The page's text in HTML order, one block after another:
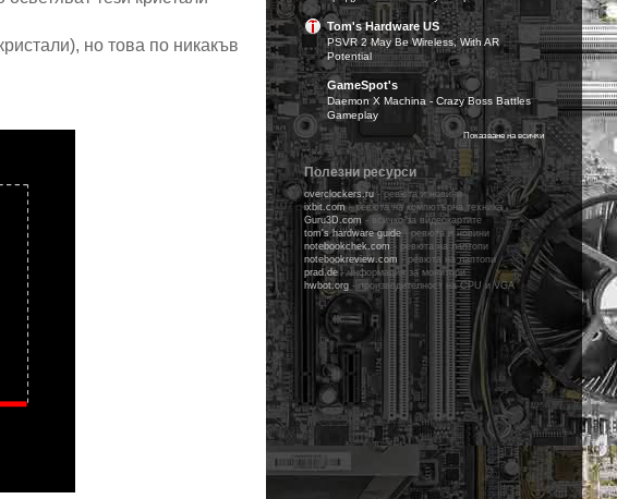
но това по никакъв
Tom's Hardware US
PSVR 2 May Be Wireless, With AR
Potential
GameSpot's
Daemon X Machina - Crazy Boss Battles
Gameplay
Показване на всички
Полезни ресурси
overclockers.ru -ревюта и новини
ixbit.com- ревюта на компютърна техника
Guru3D.com - всичко за видеокартите
tom's hardware guidе - ревюта и новини
notebookchek.com- ревюта на лаптопи
notebookreview.com - ревюта на лаптопи
prad.de - информация за монитори
hwbot.org - производителност на CPU и VGA